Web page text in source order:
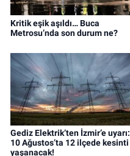
Kritik eşik aşıldı… Buca
Metrosu’nda son durum ne?
Gediz Elektrik’ten İzmir’e uyarı:
10 Ağustos’ta 12 ilçede kesinti
yaşanacak!